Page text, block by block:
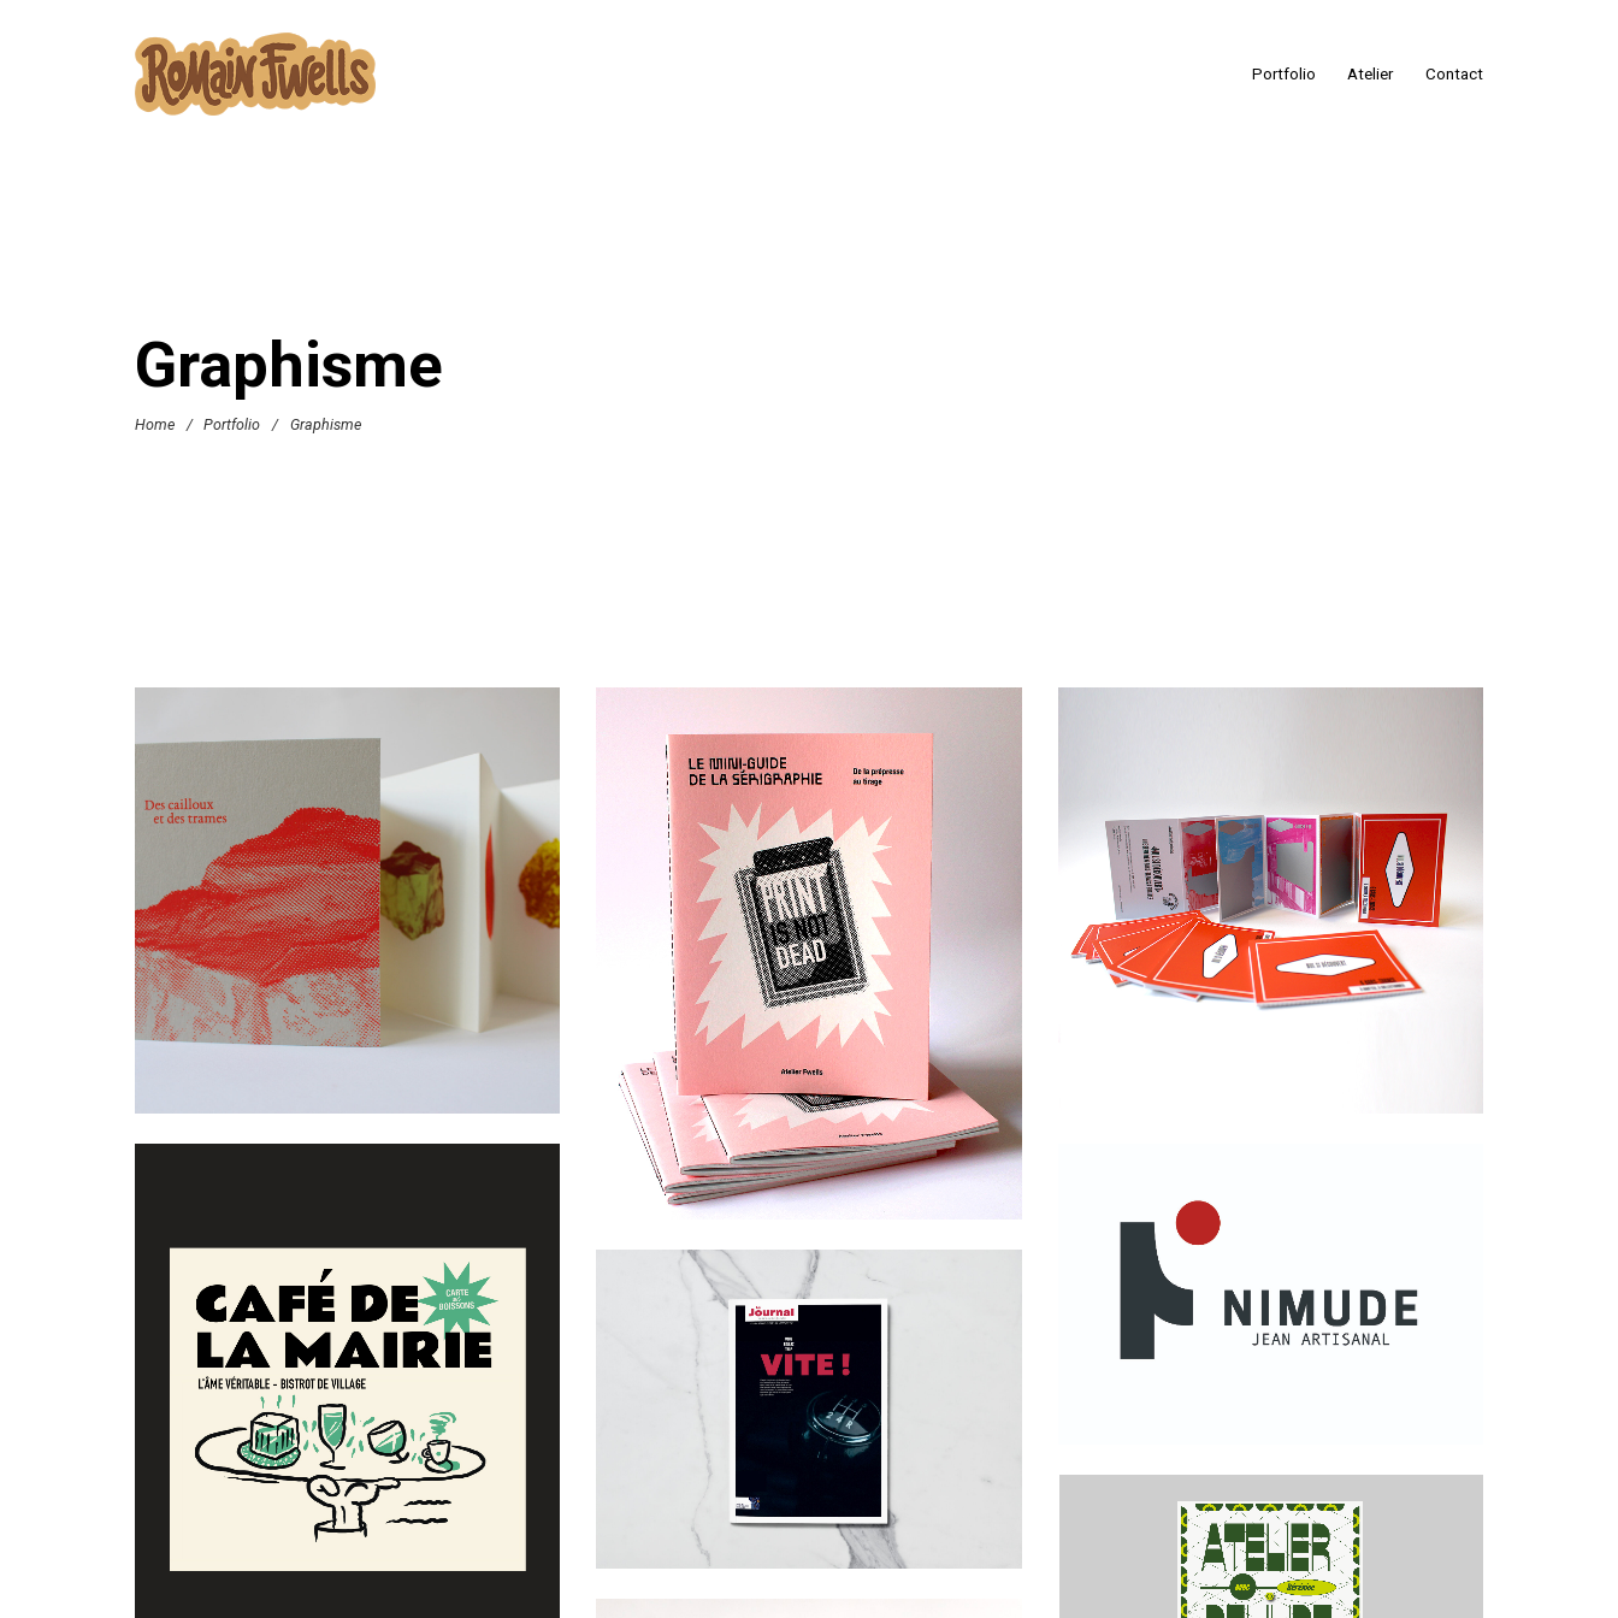
Portfolio Atelier Contact
Graphisme
Home / Portfolio / Graphisme
Éditions Graphisme
Éditions Graphisme
Éditions Graphisme
Graphisme
Graphisme